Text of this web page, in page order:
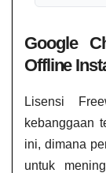
Google
Offline
Lisensi
kebanggaan
ini, dimana
untuk